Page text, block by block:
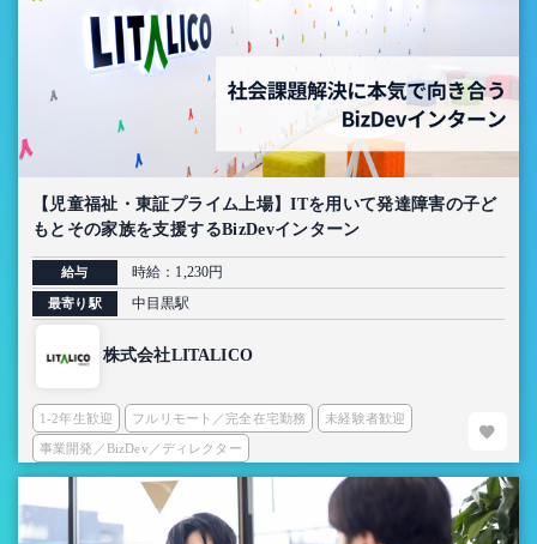
【児童福祉・東証プライム上場】ITを用いて発達障害の子ど
もとその家族を支援するBizDevインターン
給与 時給：1,230円
最寄り駅 中目黒駅
株式会社LITALICO
1-2年生歓迎 フルリモート／完全在宅勤務 未経験者歓迎
事業開発／BizDev／ディレクター